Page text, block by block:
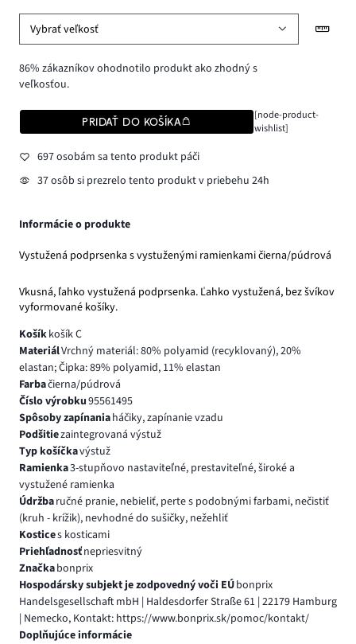
Vybrať veľkosť
86% zákazníkov ohodnotilo produkt ako zhodný s
veľkosťou.
PRIDAŤ DO KOŠÍKA
[node-product-
wishlist]
697 osobám sa tento produkt páči
37 osôb si prezrelo tento produkt v priebehu 24h
Informácie o produkte
Vystužená podprsenka s vystuženými ramienkami čierna/púdrová
Vkusná, ľahko vystužená podprsenka. Ľahko vystužená, bez švíkov
vyformované košíky.
Košíkkošík C
MateriálVrchný materiál: 80% polyamid (recyklovaný), 20%
elastan; Čipka: 89% polyamid, 11% elastan
Farbačierna/púdrová
Číslo výrobku95561495
Spôsoby zapínaniaháčiky, zapínanie vzadu
Podšitiezaintegrovaná výstuž
Typ košíčkavýstuž
Ramienka3-stupňovo nastaviteľné, prestaviteľné, široké a
vystužené ramienka
Údržbaručné pranie, nebieliť, perte s podobnými farbami, nečistiť
(kruh - krížik), nevhodné do sušičky, nežehliť
Kostices kosticami
Priehľadnosťnepriesvitný
Značkabonprix
Hospodársky subjekt je zodpovedný voči EÚbonprix
Handelsgesellschaft mbH | Haldesdorfer Straße 61 | 22179 Hamburg
| Nemecko, Kontakt: https://www.bonprix.sk/pomoc/kontakt/
Doplňujúce informácie